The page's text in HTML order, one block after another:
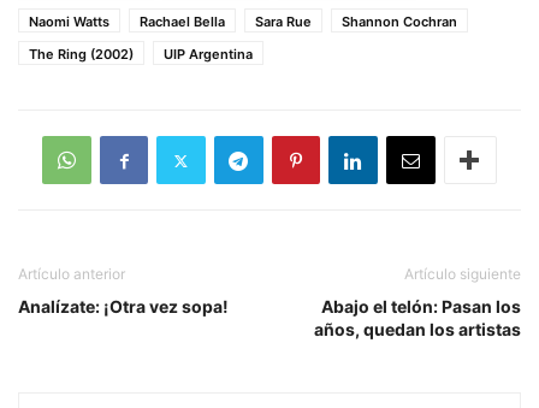
Naomi Watts
Rachael Bella Sara Rue
Shannon Cochran
The Ring (2002)
UIP Argentina
Artículo anterior
Analízate: ¡Otra vez sopa!
Artículo siguiente
Abajo el telón: Pasan los
años, quedan los artistas